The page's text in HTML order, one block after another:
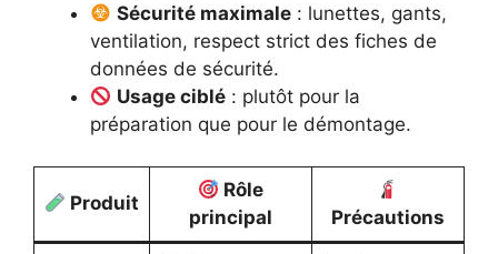
Sécurité maximale : lunettes, gants,
ventilation, respect strict des fiches de
données de sécurité.
Usage ciblé : plutôt pour la
préparation que pour le démontage.
Produit
Rôle
principal
Précautions